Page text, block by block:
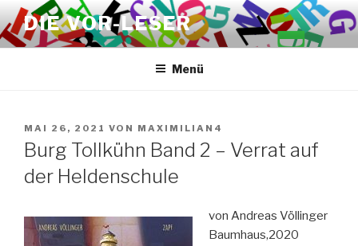
Zum
Inhalt
springen
DIE VOR-LESER
Menü
VERÖFFENTLICHT
AM
MAI 26, 2021 VON MAXIMILIAN4
Burg Tollkühn Band 2 – Verrat auf
der Heldenschule
von Andreas Völlinger
Baumhaus,2020